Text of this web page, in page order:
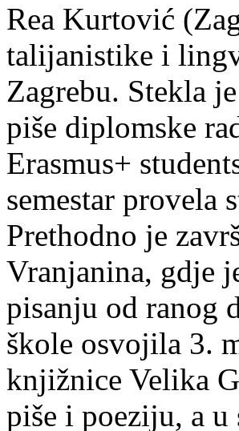
Rea Kurtović
talijanistike i
Zagrebu. Stekla
piše diplomske
Erasmus+
semestar provela
Prethodno je
Vranjanina, gdje
pisanju od ranog
škole osvojila 3.
knjižnice Velika
piše i poeziju, a